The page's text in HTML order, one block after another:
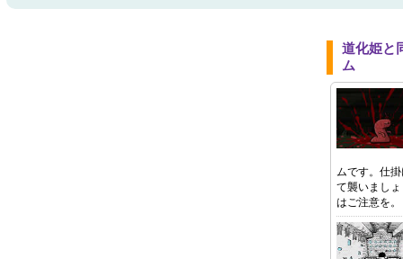
道化姫と
ム
ムです。仕
て襲いまし
はご注意を。